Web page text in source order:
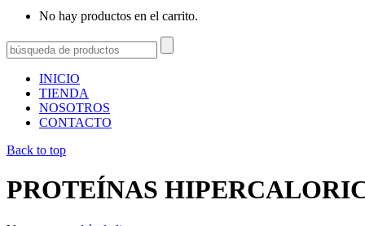
No hay productos en el carrito.
INICIO
TIENDA
NOSOTROS
CONTACTO
Back to top
PROTEÍNAS